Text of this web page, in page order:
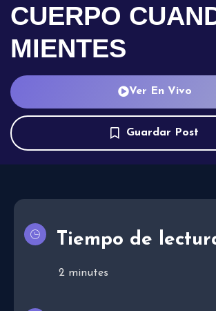
CUERPO
MIENTES
Ver En Vivo
Guardar Post
Tiempo de
2 minutes